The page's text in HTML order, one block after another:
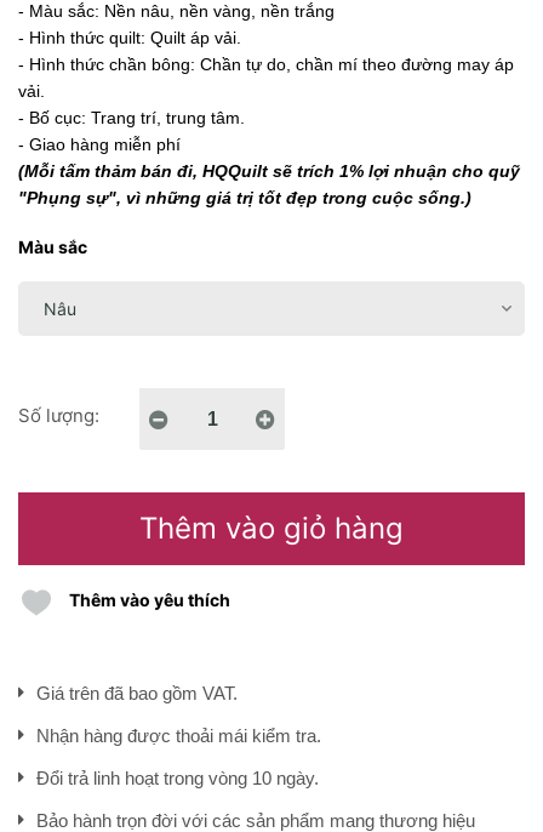
- Màu sắc: Nền nâu, nền vàng, nền trắng
- Hình thức quilt: Quilt áp vải.
- Hình thức chần bông: Chần tự do, chần mí theo đường may áp
vải.
- Bố cục: Trang trí, trung tâm.
- Giao hàng miễn phí
(Mỗi tấm thảm bán đi, HQQuilt sẽ trích 1% lợi nhuận cho quỹ
"Phụng sự", vì những giá trị tốt đẹp trong cuộc sống.)
Màu sắc
Số lượng:
Thêm vào giỏ hàng
Thêm vào yêu thích
Giá trên đã bao gồm VAT.
Nhận hàng được thoải mái kiểm tra.
Đổi trả linh hoạt trong vòng 10 ngày.
Bảo hành trọn đời với các sản phẩm mang thương hiệu